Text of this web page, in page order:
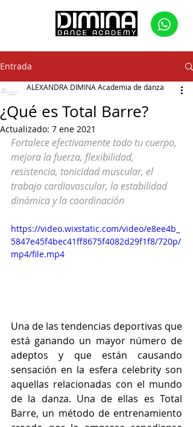
Entrada
¿Qué es Total Barre?
ALEXANDRA DIMINA Academia de danza
Actualizado: 7 ene 2021
Fortalece efectivamente todo tu cuerpo,
mejora la fuerza, flexibilidad,
resistencia, tonicidad muscular, el
trabajo cardiovascular, la estabilidad
dinámica y la coordinación
https://video.wixstatic.com/video/e8ee4b_
5847e45f4bec41ff8675f4082d29f1f8/720p/
mp4/file.mp4
Una de las tendencias deportivas que
está ganando un mayor número de
adeptos y que están causando
sensación en la esfera celebrity son
aquellas relacionadas con el mundo
de la danza. Una de ellas es Total
Barre, un método de entrenamiento